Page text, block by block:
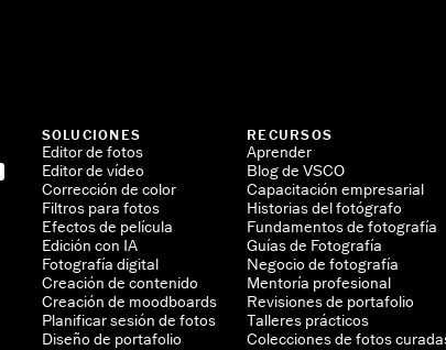
SOLUCIONES
Editor de fotos
Editor de vídeo
Corrección de color
Filtros para fotos
Efectos de película
Edición con IA
Fotografía digital
Creación de contenido
Creación de moodboards
Planificar sesión de fotos
Diseño de portafolio
RECURSOS
Aprender
Blog de VSCO
Capacitación empresarial
Historias del fotógrafo
Fundamentos de fotografía
Guías de Fotografía
Negocio de fotografía
Mentoría profesional
Revisiones de portafolio
Talleres prácticos
Colecciones de fotos